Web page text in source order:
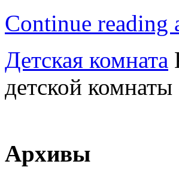
Continue reading
Детская комната
детской комнаты
Архивы